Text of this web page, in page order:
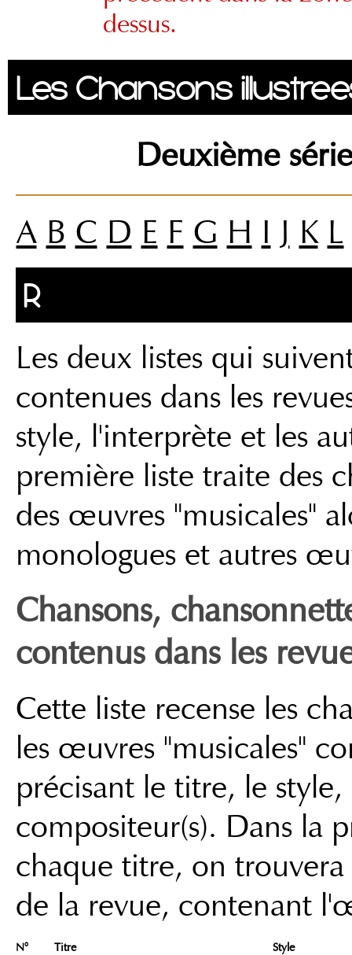
dessus.
Les Chansons
Deuxième
A B C D E F G H I J K L
R
Les deux listes qui
contenues dans les
style, l'interprète et les
première liste traite des
des œuvres "musicales"
monologues et autres
Chansons,
contenus dans les
Cette liste recense les
les œuvres "musicales"
précisant le titre, le
compositeur(s). Dans la
chaque titre, on
de la revue, contenant
N° Titre Style